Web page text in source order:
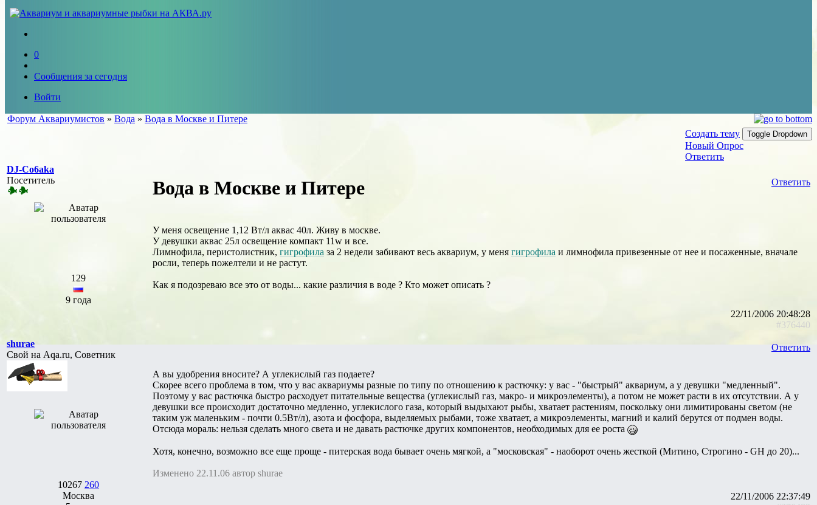
0
Сообщения за сегодня
Войти
Форум Аквариумистов » Вода » Вода в Москве и Питере
Создать тему
Toggle Dropdown
Новый Опрос
Ответить
DJ-Co6aka
Посетитель
129
9 года
Ответить
Вода в Москве и Питере
У меня освещение 1,12 Вт/л аквас 40л. Живу в москве.
У девушки аквас 25л освещение компакт 11w и все.
Лимнофила, перистолистник, гигрофила за 2 недели забивают весь аквариум, у меня гигрофила и лимнофила привезенные от нее и посаженные, вначале
росли, теперь пожелтели и не растут.
Как я подозреваю все это от воды... какие различия в воде ? Кто может описать ?
22/11/2006 20:48:28
#376440
shurae
Свой на Aqa.ru, Советник
10267 260
Москва
Ответить
А вы удобрения вносите? А углекислый газ подаете?
Скорее всего проблема в том, что у вас аквариумы разные по типу по отношению к растючку: у вас - "быстрый" аквариум, а у девушки "медленный".
Поэтому у вас растючка быстро расходует питательные вещества (углекислый газ, макро- и микроэлементы), а потом не может расти в их отсутствии. А у
девушки все происходит достаточно медленно, углекислого газа, который выдыхают рыбы, хватает растениям, поскольку они лимитированы светом (не
таким уж маленьким - почти 0.5Вт/л), азота и фосфора, выделяемых рыбами, тоже хватает, а микроэлементы, магний и калий берутся от подмен воды.
Отсюда мораль: нельзя сделать много света и не давать растючке других компонентов, необходимых для ее роста
Хотя, конечно, возможно все еще проще - питерская вода бывает очень мягкой, а "московская" - наоборот очень жесткой (Митино, Строгино - GH до 20)...
Изменено 22.11.06 автор shurae
22/11/2006 22:37:49